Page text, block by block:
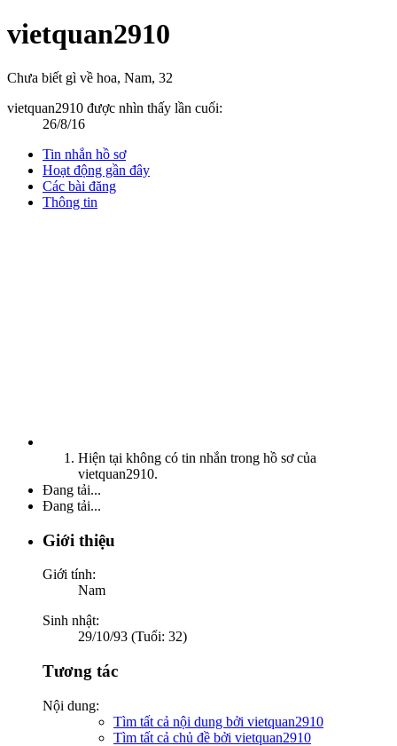
vietquan2910
Chưa biết gì về hoa, Nam, 32
vietquan2910 được nhìn thấy lần cuối:
26/8/16
Tin nhắn hồ sơ
Hoạt động gần đây
Các bài đăng
Thông tin
Hiện tại không có tin nhắn trong hồ sơ của
vietquan2910.
Đang tải...
Đang tải...
Giới thiệu
Giới tính:
Nam
Sinh nhật:
29/10/93 (Tuổi: 32)
Tương tác
Nội dung:
Tìm tất cả nội dung bởi vietquan2910
Tìm tất cả chủ đề bởi vietquan2910